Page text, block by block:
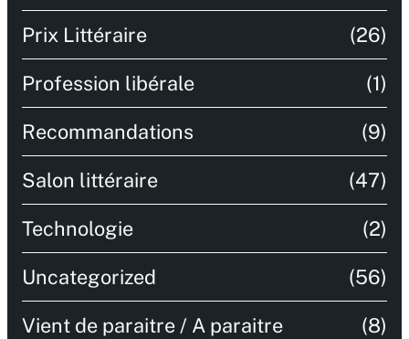
Prix Littéraire (26)
Profession libérale (1)
Recommandations (9)
Salon littéraire (47)
Technologie (2)
Uncategorized (56)
Vient de paraitre / A paraitre (8)